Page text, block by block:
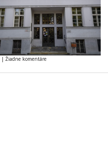
| Žiadne komentáre